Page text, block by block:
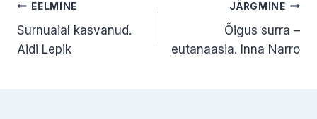
Navigeerimine
EELMINE
Surnuaial kasvanud.
Aidi Lepik
JÄRGMINE
Õigus surra –
eutanaasia. Inna Narro